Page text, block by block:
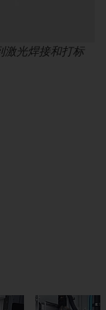
激光焊接和打标